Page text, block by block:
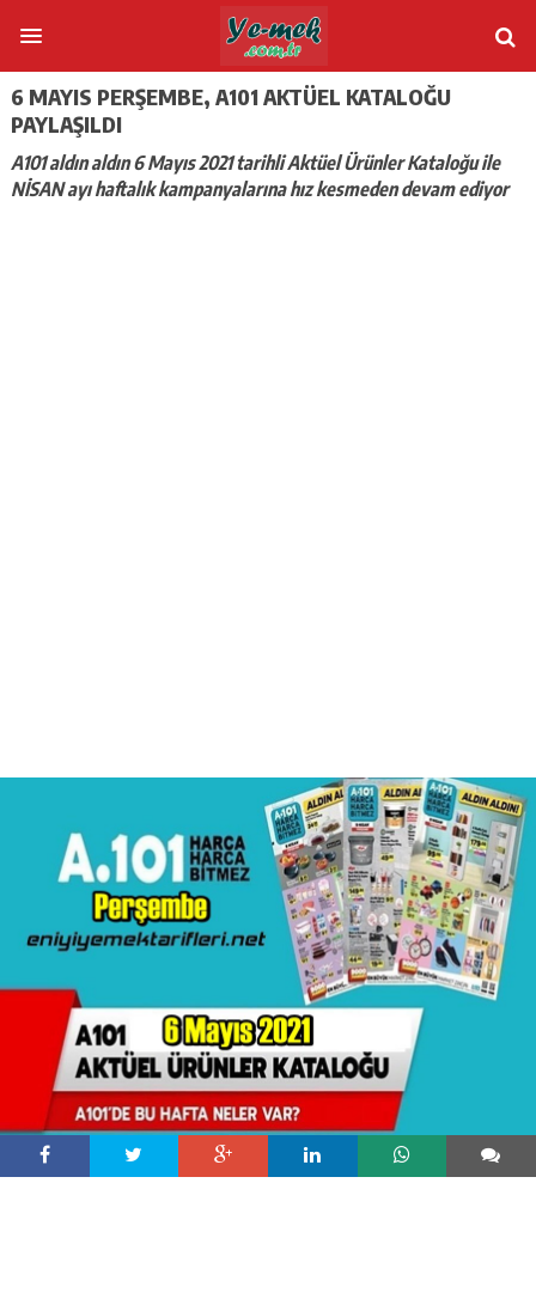
6 MAYIS PERŞEMBE, A101 AKTÜEL KATALOĞU
PAYLAŞILDI
A101 aldın aldın 6 Mayıs 2021 tarihli Aktüel Ürünler Kataloğu ile
NİSAN ayı haftalık kampanyalarına hız kesmeden devam ediyor